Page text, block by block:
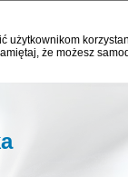
użytkownikom
że możesz